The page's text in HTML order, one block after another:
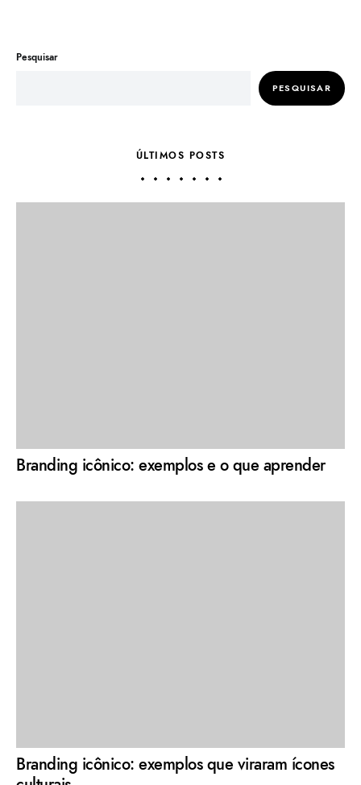
Pesquisar
PESQUISAR
ÚLTIMOS POSTS
Branding icônico: exemplos e o que aprender
Branding icônico: exemplos que viraram ícones